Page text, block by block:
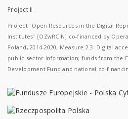
Project II
Project "Open Resources in the Digital
Institutes" [OZwRCIN] co-financed by
Poland, 2014-2020, Measure 2.3: Digital
public sector information; funds from the
Development Fund and national co-